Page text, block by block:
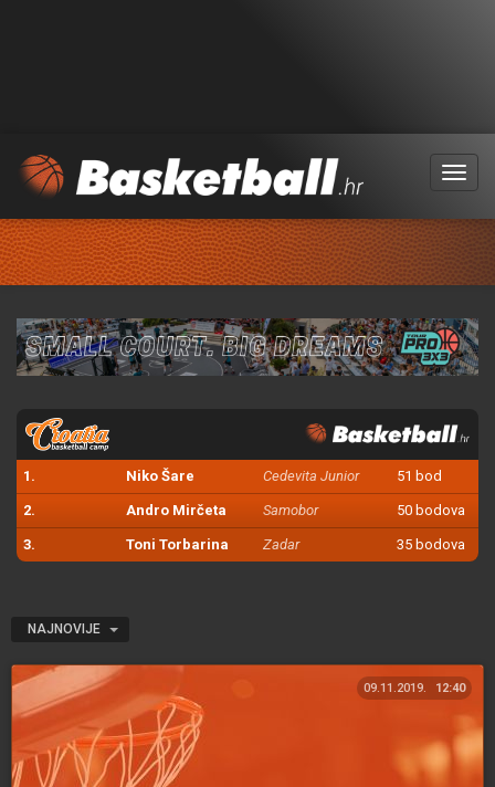
Menu
1. Niko Šare Cedevita Junior 51 bod
2. Andro Mirčeta Samobor 50 bodova
3. Toni Torbarina Zadar 35 bodova
NAJNOVIJE
09.11.2019. 12:40